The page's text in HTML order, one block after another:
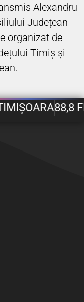
Alexandru
Județean
organizat de
Timiș și
88,8